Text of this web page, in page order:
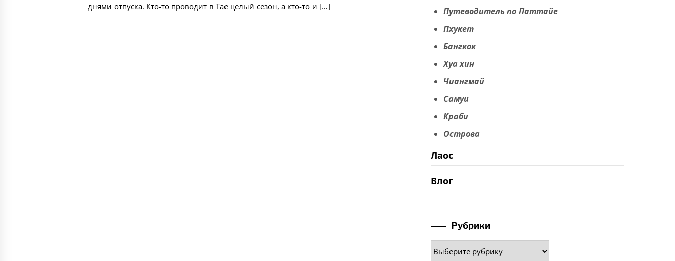
днями отпуска. Кто-то проводит в Тае целый сезон, а кто-то и […]
Путеводитель по Паттайе
Пхукет
Бангкок
Хуа хин
Чиангмай
Самуи
Краби
Острова
Лаос
Влог
Рубрики
Рубрики